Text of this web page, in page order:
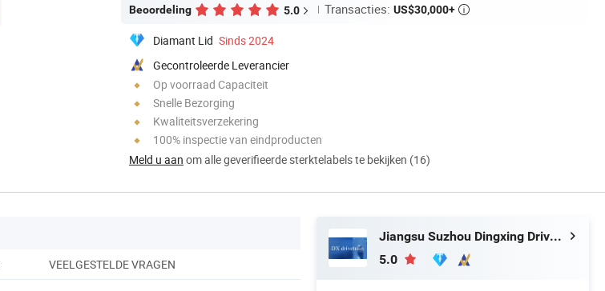
Beoordeling 5.0 Transacties: US$30,000+ 
Diamant Lid Sinds 2024
Gecontroleerde Leverancier
Op voorraad Capaciteit
Snelle Bezorging
Kwaliteitsverzekering
100% inspectie van eindproducten
Meld u aan om alle geverifieerde sterktelabels te bekijken (16)
VEELGESTELDE VRAGEN
Jiangsu Suzhou Dingxing Drivetrain Technology Co., Ltd.
5.0